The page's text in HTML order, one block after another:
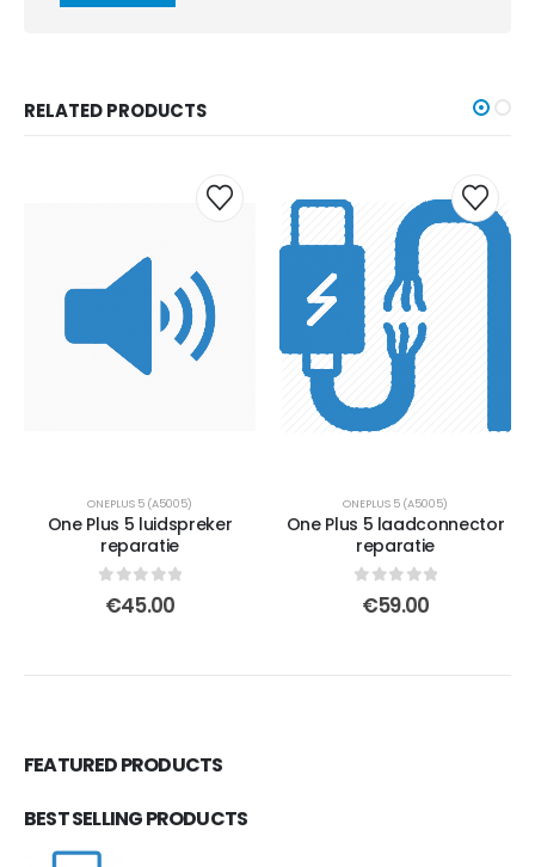
RELATED PRODUCTS
ONEPLUS 5 (A5005)
One Plus 5 luidspreker
reparatie
out of 5
€45.00
ONEPLUS 5 (A5005)
One Plus 5 laadconnector
reparatie
out of 5
€59.00
FEATURED PRODUCTS
BEST SELLING PRODUCTS